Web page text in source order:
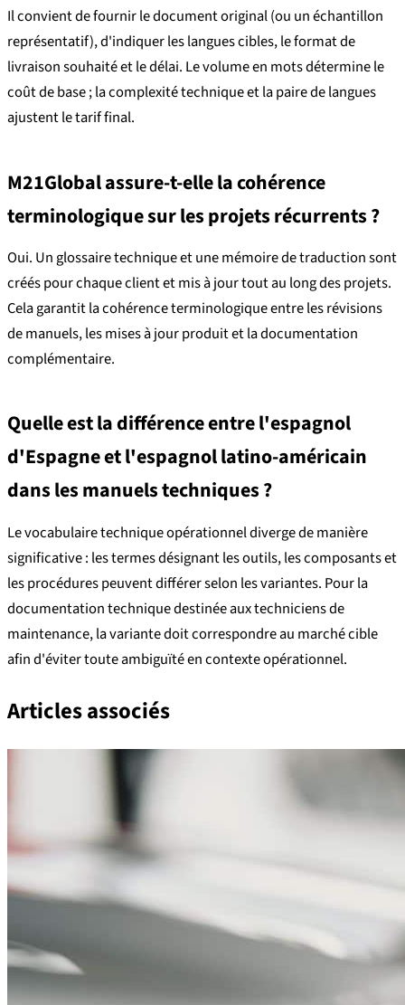
Il convient de fournir le document original (ou un échantillon
représentatif), d'indiquer les langues cibles, le format de
livraison souhaité et le délai. Le volume en mots détermine le
coût de base ; la complexité technique et la paire de langues
ajustent le tarif final.
M21Global assure-t-elle la cohérence
terminologique sur les projets récurrents ?
Oui. Un glossaire technique et une mémoire de traduction sont
créés pour chaque client et mis à jour tout au long des projets.
Cela garantit la cohérence terminologique entre les révisions
de manuels, les mises à jour produit et la documentation
complémentaire.
Quelle est la différence entre l'espagnol
d'Espagne et l'espagnol latino-américain
dans les manuels techniques ?
Le vocabulaire technique opérationnel diverge de manière
significative : les termes désignant les outils, les composants et
les procédures peuvent différer selon les variantes. Pour la
documentation technique destinée aux techniciens de
maintenance, la variante doit correspondre au marché cible
afin d'éviter toute ambiguïté en contexte opérationnel.
Articles associés